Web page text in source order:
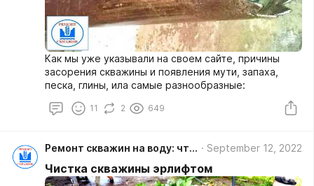
Как мы уже указывали на своем сайте, причины
засорения скважины и появления мути, запаха,
песка, глины, ила самые разнообразные:
11 2 649
Ремонт скважин на воду: что надо знать об их очистке, обустройстве, обслуживании, диагностике September 12, 2022
Чистка скважины эрлифтом